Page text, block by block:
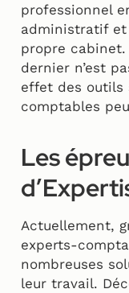
professionnel
administratif
propre
dernier n’est
effet des outils
comptables
Les
Actuellement,
experts-
nombreuses
leur travail.